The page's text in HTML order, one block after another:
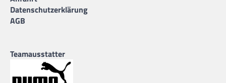
Datenschutzerklärung
AGB
Teamausstatter